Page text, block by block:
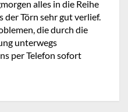
alles in die Reihe
der Törn sehr gut verlief.
die durch die
unterwegs
per Telefon sofort